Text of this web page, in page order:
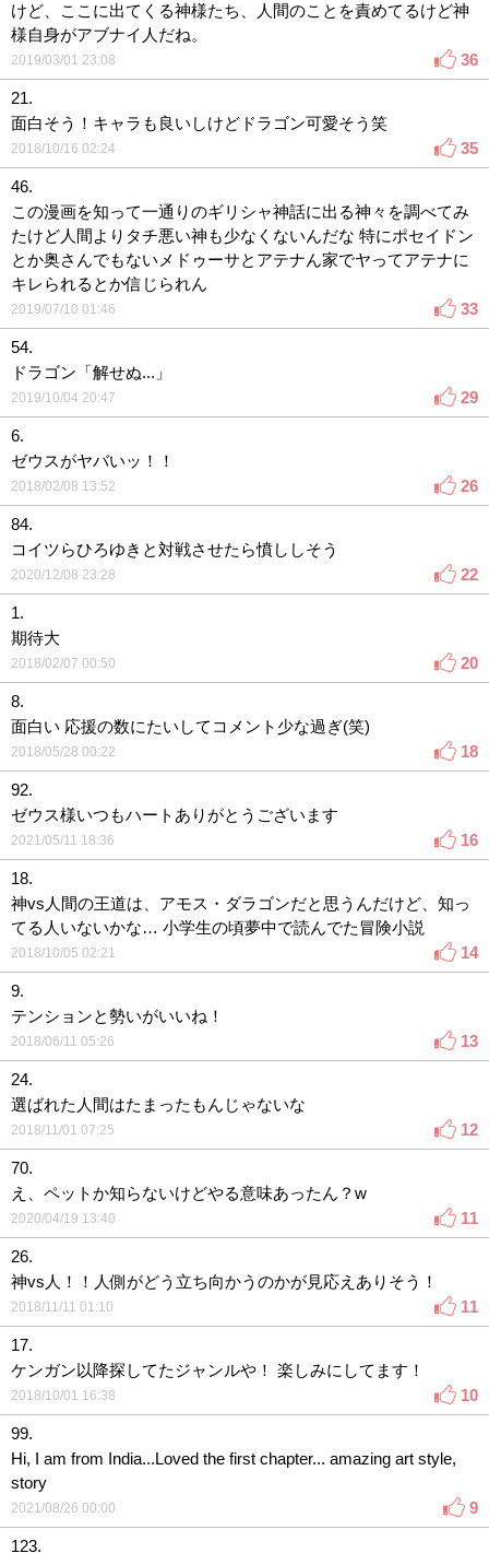
けど、ここに出てくる神様たち、人間のことを責めてるけど神
様自身がアブナイ人だね。
2019/03/01 23:08 36
21.
面白そう！キャラも良いしけどドラゴン可愛そう笑
2018/10/16 02:24 35
46.
この漫画を知って一通りのギリシャ神話に出る神々を調べてみ
たけど人間よりタチ悪い神も少なくないんだな 特にポセイドン
とか奥さんでもないメドゥーサとアテナん家でヤってアテナに
キレられるとか信じられん
2019/07/10 01:46 33
54.
ドラゴン「解せぬ...」
2019/10/04 20:47 29
6.
ゼウスがヤバいッ！！
2018/02/08 13:52 26
84.
コイツらひろゆきと対戦させたら憤ししそう
2020/12/08 23:28 22
1.
期待大
2018/02/07 00:50 20
8.
面白い 応援の数にたいしてコメント少な過ぎ(笑)
2018/05/28 00:22 18
92.
ゼウス様いつもハートありがとうございます
2021/05/11 18:36 16
18.
神vs人間の王道は、アモス・ダラゴンだと思うんだけど、知っ
てる人いないかな… 小学生の頃夢中で読んでた冒険小説
2018/10/05 02:21 14
9.
テンションと勢いがいいね！
2018/06/11 05:26 13
24.
選ばれた人間はたまったもんじゃないな
2018/11/01 07:25 12
70.
え、ペットか知らないけどやる意味あったん？w
2020/04/19 13:40 11
26.
神vs人！！人側がどう立ち向かうのかが見応えありそう！
2018/11/11 01:10 11
17.
ケンガン以降探してたジャンルや！ 楽しみにしてます！
2018/10/01 16:38 10
99.
Hi, I am from India...Loved the first chapter... amazing art style,
story
2021/08/26 00:00 9
123.